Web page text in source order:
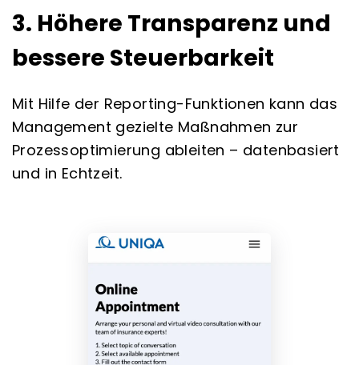
3. Höhere Transparenz und
bessere Steuerbarkeit
Mit Hilfe der Reporting-Funktionen kann das
Management gezielte Maßnahmen zur
Prozessoptimierung ableiten – datenbasiert
und in Echtzeit.